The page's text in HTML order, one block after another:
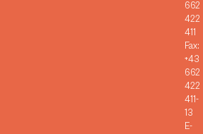
662
422
411
Fax:
+43
662
422
411-
13
E-